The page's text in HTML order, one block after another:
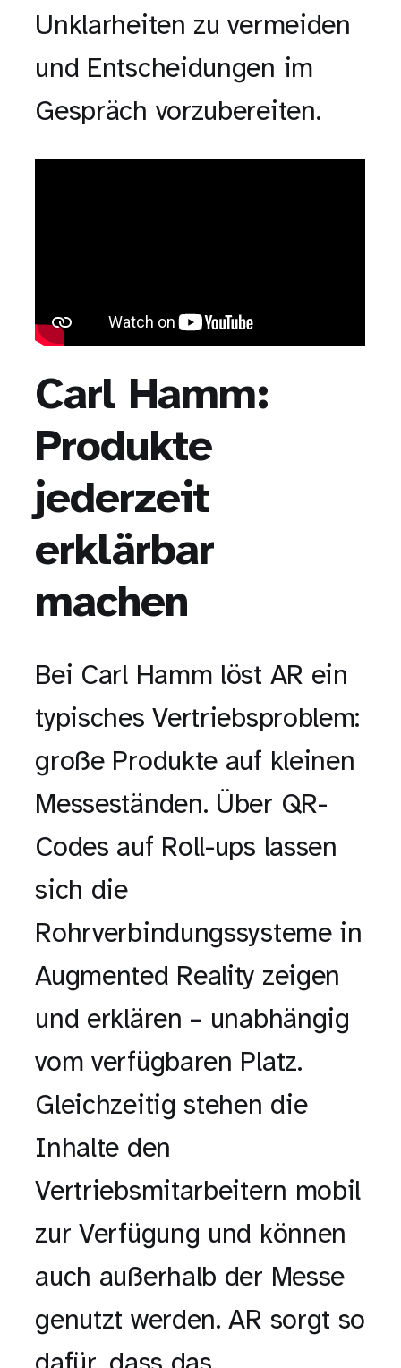
Unklarheiten zu vermeiden
und Entscheidungen im
Gespräch vorzubereiten.
Carl Hamm:
Produkte
jederzeit
erklärbar
machen
Bei Carl Hamm löst AR ein
typisches Vertriebsproblem:
große Produkte auf kleinen
Messeständen. Über QR-
Codes auf Roll-ups lassen
sich die
Rohrverbindungssysteme in
Augmented Reality zeigen
und erklären – unabhängig
vom verfügbaren Platz.
Gleichzeitig stehen die
Inhalte den
Vertriebsmitarbeitern mobil
zur Verfügung und können
auch außerhalb der Messe
genutzt werden. AR sorgt so